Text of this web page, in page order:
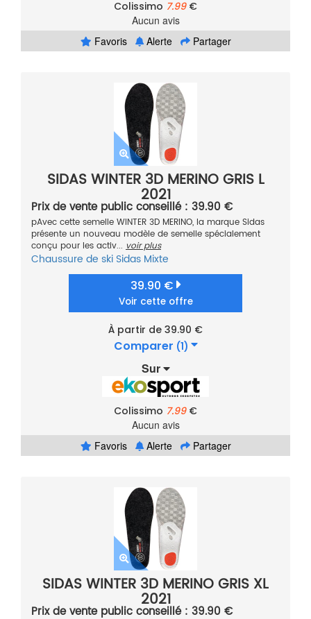
Colissimo 7.99€
Aucun avis
Favoris
Alerte Partager
SIDAS WINTER 3D MERINO GRIS L
2021
Prix de vente public conseillé : 39.90 €
pAvec cette semelle WINTER 3D MERINO, la marque Sidas
présente un nouveau modèle de semelle spécialement
conçu pour les activ... voir plus
Chaussure de ski Sidas Mixte
39.90 €
Voir cette offre
À partir de 39.90 €
Comparer (1)
Sur
Colissimo 7.99€
Aucun avis
Favoris
Alerte Partager
SIDAS WINTER 3D MERINO GRIS XL
2021
Prix de vente public conseillé : 39.90 €